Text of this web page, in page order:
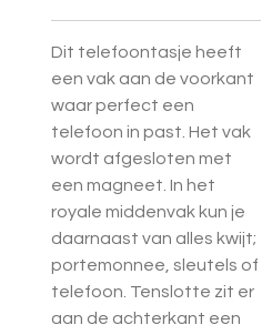
Dit telefoontasje heeft
een vak aan de voorkant
waar perfect een
telefoon in past. Het vak
wordt afgesloten met
een magneet. In het
royale middenvak kun je
daarnaast van alles kwijt;
portemonnee, sleutels of
telefoon. Tenslotte zit er
aan de achterkant een